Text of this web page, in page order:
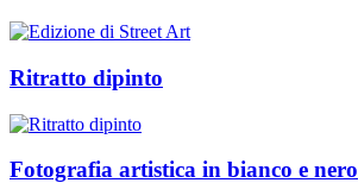
Ritratto dipinto
Fotografia artistica in bianco e nero